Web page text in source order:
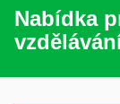
Nabídka